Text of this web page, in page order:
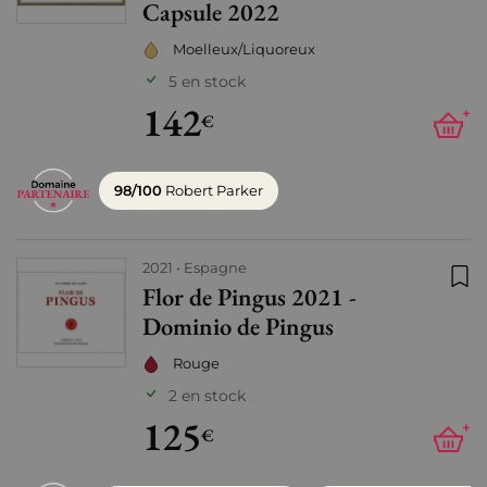
Capsule 2022
Moelleux/Liquoreux
5 en stock
142€ +
98/100 Robert Parker
2021 Espagne
Flor de Pingus 2021 -
Dominio de Pingus
Rouge
2 en stock
125€ +